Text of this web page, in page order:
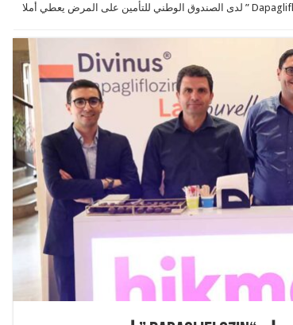
تونس : استرجاع مصاريف دواء “Dapagliflozin ” لدى الصندوق الوطني للتأمين على المرض يعطي أملا